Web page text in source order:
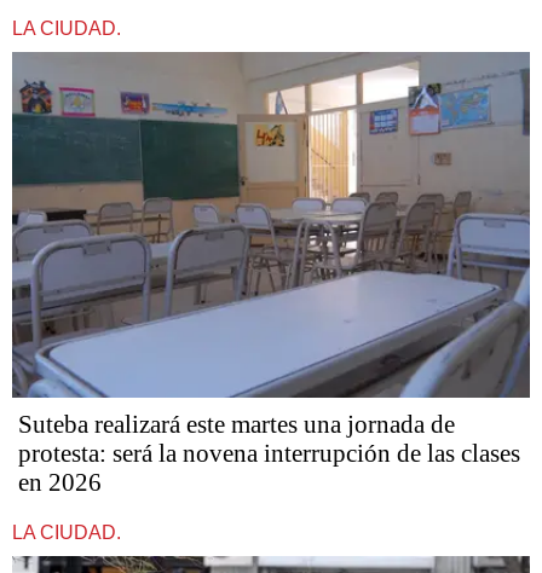
LA CIUDAD.
Suteba realizará este martes una jornada de
protesta: será la novena interrupción de las clases
en 2026
LA CIUDAD.